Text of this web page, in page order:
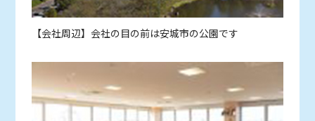
【会社周辺】会社の目の前は安城市の公園です